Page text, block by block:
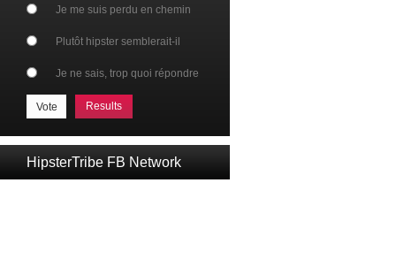
Je me suis perdu en chemin
Plutôt hipster semblerait-il
Je ne sais, trop quoi répondre
Results
HipsterTribe FB Network